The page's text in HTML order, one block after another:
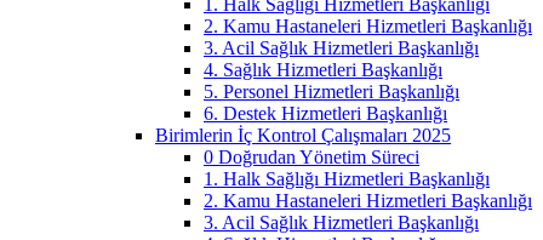
2. Kamu Hastaneleri Hizmetleri Başkanlığı
3. Acil Sağlık Hizmetleri Başkanlığı
4. Sağlık Hizmetleri Başkanlığı
5. Personel Hizmetleri Başkanlığı
6. Destek Hizmetleri Başkanlığı
Birimlerin İç Kontrol Çalışmaları 2025
0 Doğrudan Yönetim Süreci
1. Halk Sağlığı Hizmetleri Başkanlığı
2. Kamu Hastaneleri Hizmetleri Başkanlığı
3. Acil Sağlık Hizmetleri Başkanlığı